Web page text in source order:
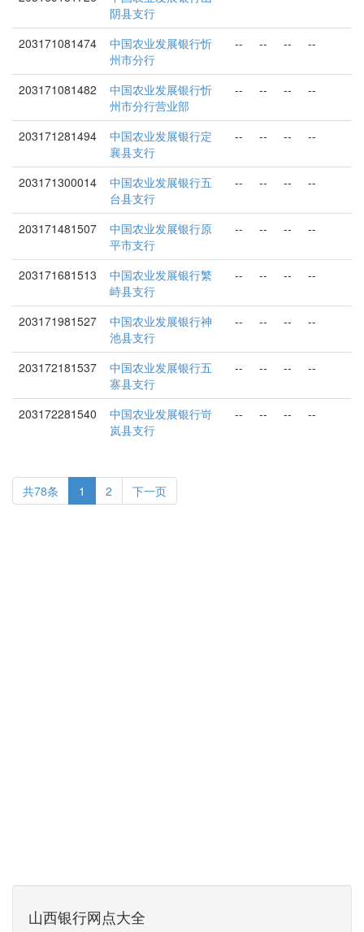
阴县支行
203171081474
中国农业发展银行忻
州市分行
-- -- -- --
203171081482
中国农业发展银行忻
州市分行营业部
-- -- -- --
203171281494
中国农业发展银行定
襄县支行
-- -- -- --
203171300014
中国农业发展银行五
台县支行
-- -- -- --
203171481507
中国农业发展银行原
平市支行
-- -- -- --
203171681513
中国农业发展银行繁
峙县支行
-- -- -- --
203171981527
中国农业发展银行神
池县支行
-- -- -- --
203172181537
中国农业发展银行五
寨县支行
-- -- -- --
203172281540
中国农业发展银行岢
岚县支行
-- -- -- --
共78条 1 2 下一页
山西银行网点大全